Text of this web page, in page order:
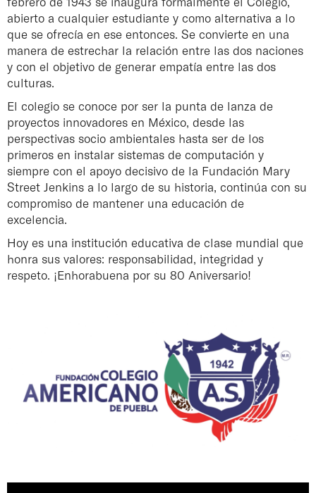
abierto a cualquier estudiante y como alternativa a lo
que se ofrecía en ese entonces. Se convierte en una
manera de estrechar la relación entre las dos naciones
y con el objetivo de generar empatía entre las dos
culturas.
El colegio se conoce por ser la punta de lanza de
proyectos innovadores en México, desde las
perspectivas socio ambientales hasta ser de los
primeros en instalar sistemas de computación y
siempre con el apoyo decisivo de la Fundación Mary
Street Jenkins a lo largo de su historia, continúa con su
compromiso de mantener una educación de
excelencia.
Hoy es una institución educativa de clase mundial que
honra sus valores: responsabilidad, integridad y
respeto. ¡Enhorabuena por su 80 Aniversario!